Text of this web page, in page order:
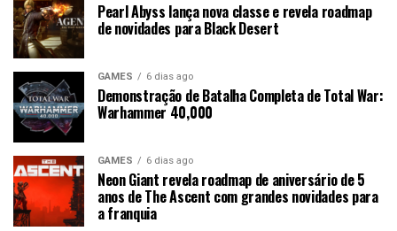
Pearl Abyss lança nova classe e revela roadmap
de novidades para Black Desert
GAMES 6 dias ago
Demonstração de Batalha Completa de Total War:
Warhammer 40,000
GAMES 6 dias ago
Neon Giant revela roadmap de aniversário de 5
anos de The Ascent com grandes novidades para
a franquia